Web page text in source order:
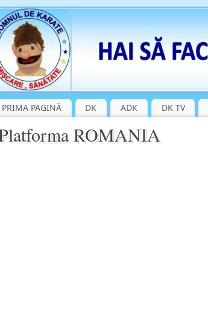
PRIMA PAGINĂ DK ADK DK TV
ROMANIA